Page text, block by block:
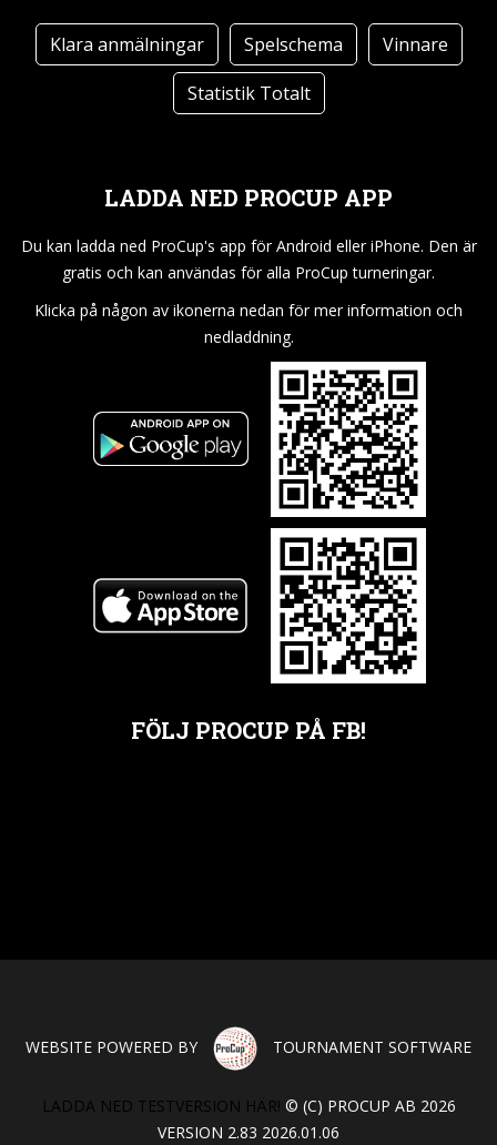
Klara anmälningar Spelschema
Vinnare
Statistik Totalt
LADDA NED PROCUP APP
Du kan ladda ned ProCup's app för Android eller iPhone. Den är
gratis och kan användas för alla ProCup turneringar.
Klicka på någon av ikonerna nedan för mer information och
nedladdning.
FÖLJ PROCUP PÅ FB!
WEBSITE POWERED BY TOURNAMENT SOFTWARE
LADDA NED TESTVERSION HÄR! © (C) PROCUP AB 2026
VERSION 2.83 2026.01.06